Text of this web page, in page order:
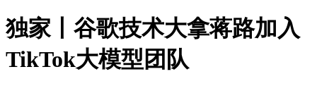
独家丨谷歌技术大拿蒋路加入
TikTok大模型团队